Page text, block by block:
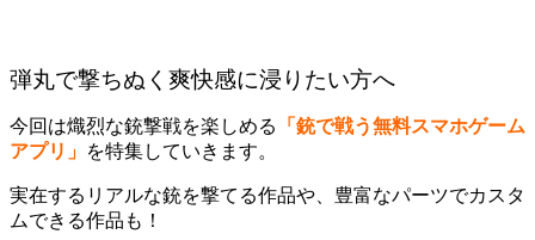
弾丸で撃ちぬく爽快感に浸りたい方へ
今回は熾烈な銃撃戦を楽しめる
「銃で戦う無料スマホゲーム
アプリ」 を特集していきます。
実在するリアルな銃を撃てる作品や、 豊富なパーツでカスタ
ムできる作品 も！